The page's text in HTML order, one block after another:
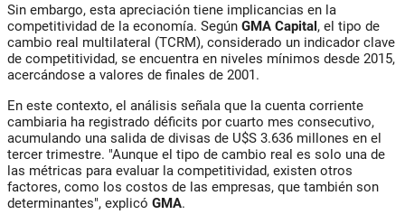
Sin embargo, esta apreciación tiene implicancias en la
competitividad de la economía. Según GMA Capital, el tipo de
cambio real multilateral (TCRM), considerado un indicador clave
de competitividad, se encuentra en niveles mínimos desde 2015,
acercándose a valores de finales de 2001.
En este contexto, el análisis señala que la cuenta corriente
cambiaria ha registrado déficits por cuarto mes consecutivo,
acumulando una salida de divisas de U$S 3.636 millones en el
tercer trimestre. "Aunque el tipo de cambio real es solo una de
las métricas para evaluar la competitividad, existen otros
factores, como los costos de las empresas, que también son
determinantes", explicó GMA.